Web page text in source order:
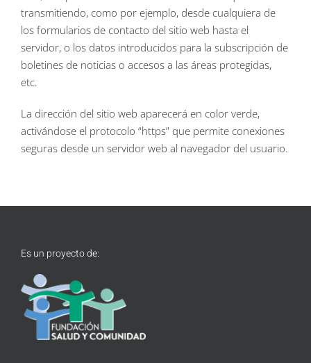
transmitiendo, como por ejemplo, desde cualquiera de
los formularios de contacto del sitio web hasta el
servidor, o los datos introducidos para la subscripción de
boletines de noticias o accesos a las áreas protegidas,
etc.
La dirección del sitio web aparecerá en color verde,
activándose el protocolo “https” que permite conexiones
seguras desde un servidor web al navegador del usuario.
Es un proyecto de: